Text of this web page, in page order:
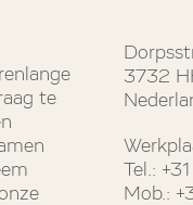
te
3732
Tel.:
Mob.: